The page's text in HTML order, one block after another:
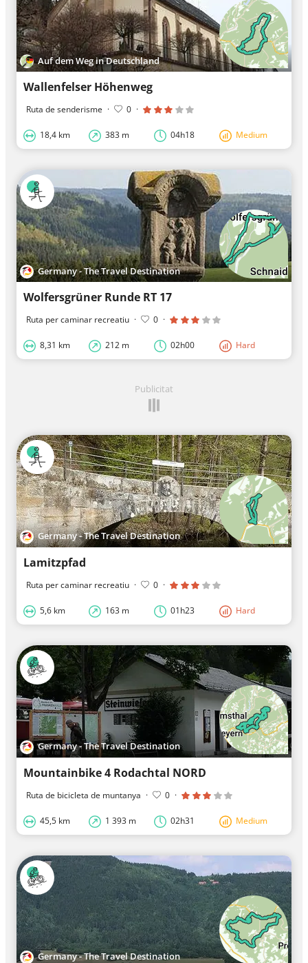
Auf dem Weg in Deutschland
Wallenfelser Höhenweg
Ruta de senderisme · 0 ·
18,4 km 383 m 04h18 Medium
Germany - The Travel Destination
Wolfersgrüner Runde RT 17
Ruta per caminar recreatiu · 0 ·
8,31 km 212 m 02h00 Hard
Publicitat
Germany - The Travel Destination
Lamitzpfad
Ruta per caminar recreatiu · 0 ·
5,6 km 163 m 01h23 Hard
Germany - The Travel Destination
Mountainbike 4 Rodachtal NORD
Ruta de bicicleta de muntanya · 0 ·
45,5 km 1 393 m 02h31 Medium
Germany - The Travel Destination